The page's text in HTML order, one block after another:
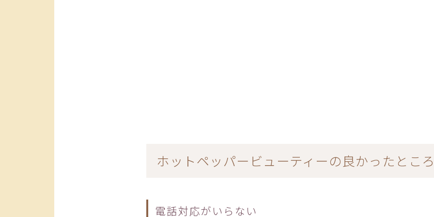
ホットペッパービューティーの良かったとこ
電話対応がいらない